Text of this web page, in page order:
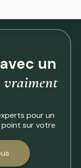
un
vraiment
pour un
point sur votre